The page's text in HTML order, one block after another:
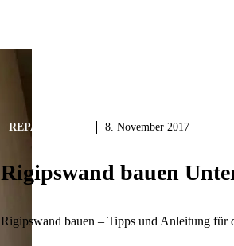
REPARIEREN 8. November 2017
Rigipswand bauen
Rigipswand bauen – Tipps und Anleitung für